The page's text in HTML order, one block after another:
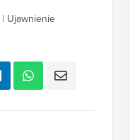
| Ujawnienie